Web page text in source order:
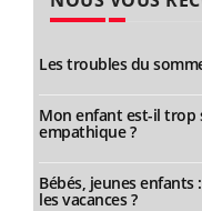
Les troubles du
Mon enfant est-il trop
empathique ?
Bébés, jeunes
les vacances ?